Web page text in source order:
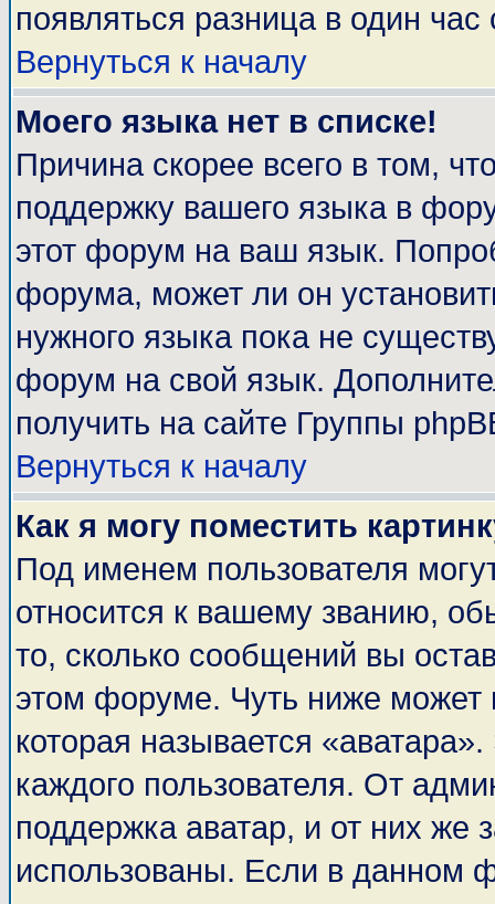
появляться разница в один
Вернуться к началу
Моего языка нет в списке!
Причина скорее всего в том,
поддержку вашего языка в
этот форум на ваш язык.
форума, может ли он
нужного языка пока не
форум на свой язык.
получить на сайте Группы
Вернуться к началу
Как я могу поместить
Под именем пользователя
относится к вашему званию,
то, сколько сообщений вы
этом форуме. Чуть ниже может
которая называется
каждого пользователя. От
поддержка аватар, и от них же
использованы. Если в данном